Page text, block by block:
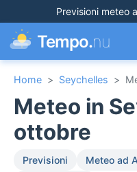
Previsioni meteo
Tempo.nu
Home > Seychelles >
Meteo in
ottobre
Previsioni Meteo ad